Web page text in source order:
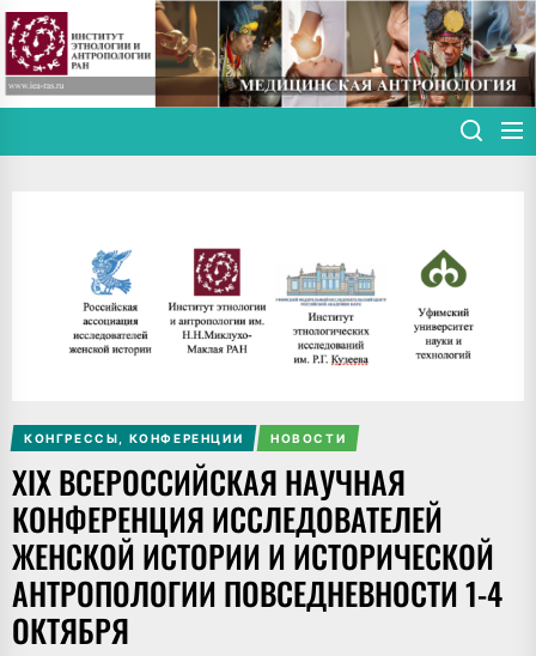
Skip
to
the
content
КОНГРЕССЫ, КОНФЕРЕНЦИИ НОВОСТИ
XIX ВСЕРОССИЙСКАЯ НАУЧНАЯ
КОНФЕРЕНЦИЯ ИССЛЕДОВАТЕЛЕЙ
ЖЕНСКОЙ ИСТОРИИ И ИСТОРИЧЕСКОЙ
АНТРОПОЛОГИИ ПОВСЕДНЕВНОСТИ 1-4
ОКТЯБРЯ